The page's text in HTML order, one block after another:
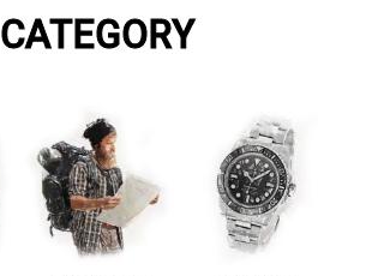
CATEGORY